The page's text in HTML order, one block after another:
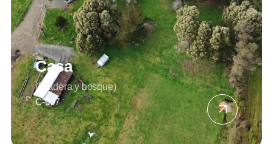
Casa
(Pradera y bosque)
C-007